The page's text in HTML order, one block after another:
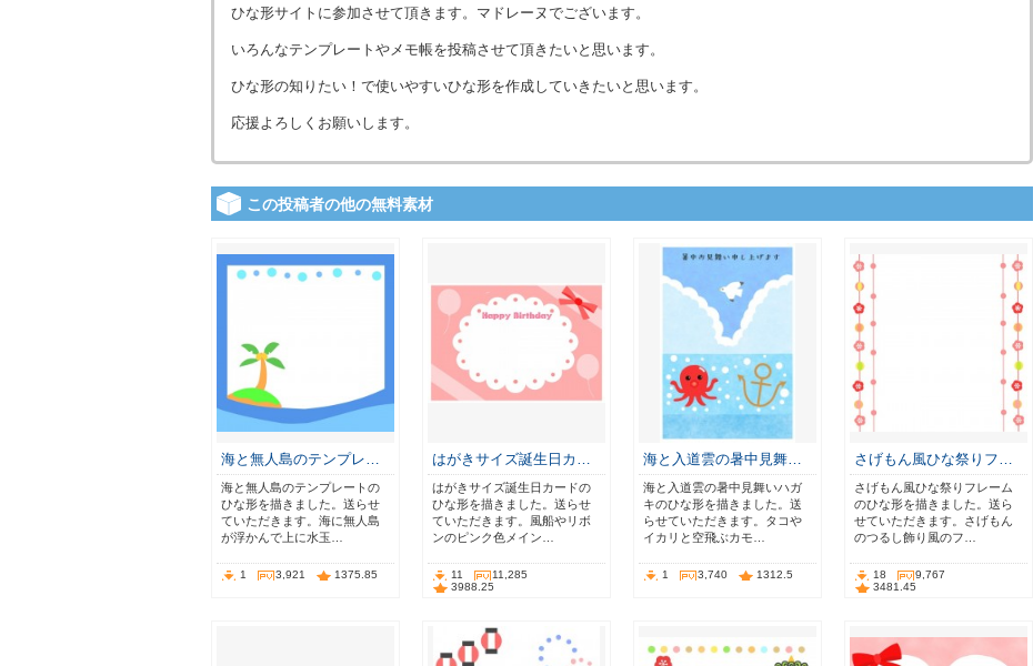
ひな形サイトに参加させて頂きます。マドレーヌでございます。
いろんなテンプレートやメモ帳を投稿させて頂きたいと思います。
ひな形の知りたい！で使いやすいひな形を作成していきたいと思います。
応援よろしくお願いします。
この投稿者の他の無料素材
海と無人島のテンプレ…
海と無人島のテンプレートの
ひな形を描きました。送らせ
ていただきます。海に無人島
が浮かんで上に水玉…
1 3,921 1375.85
はがきサイズ誕生日カ…
はがきサイズ誕生日カードの
ひな形を描きました。送らせ
ていただきます。風船やリボ
ンのピンク色メイン…
11
11,285
3988.25
海と入道雲の暑中見舞…
海と入道雲の暑中見舞いハガ
キのひな形を描きました。送
らせていただきます。タコや
イカリと空飛ぶカモ…
1 3,740 1312.5
さげもん風ひな祭りフ…
さげもん風ひな祭りフレーム
のひな形を描きました。送ら
せていただきます。さげもん
のつるし飾り風のフ…
18
9,767
3481.45